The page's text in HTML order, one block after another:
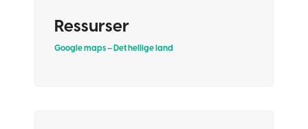
Ressurser
Google maps – Det hellige land